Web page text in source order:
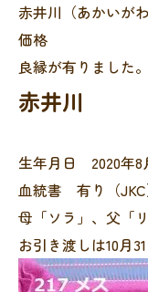
赤井川（あかいがわ
価格
良縁が有りました。
赤井川
生年月日 2020年8
血統書 有り（JKC
母「ソラ」、父「リ
お引き渡しは10月